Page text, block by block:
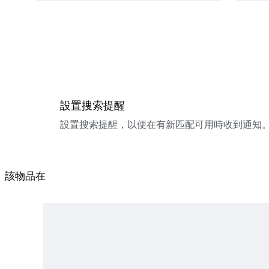
設置搜索提醒
設置搜索提醒，以便在有新匹配可用時收到通知
該物品在